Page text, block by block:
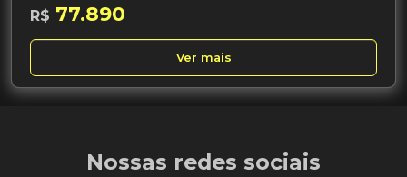
R$ 77.890
Ver mais
Nossas redes sociais